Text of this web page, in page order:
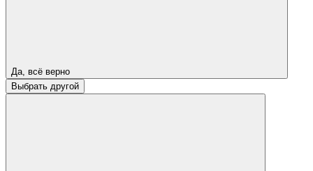
Да, всё верно
Выбрать другой